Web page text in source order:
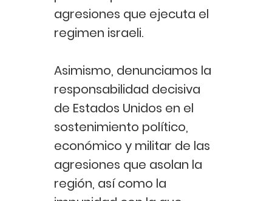
agresiones que ejecuta el
regimen israeli.
Asimismo, denunciamos la
responsabilidad decisiva
de Estados Unidos en el
sostenimiento político,
económico y militar de las
agresiones que asolan la
región, así como la